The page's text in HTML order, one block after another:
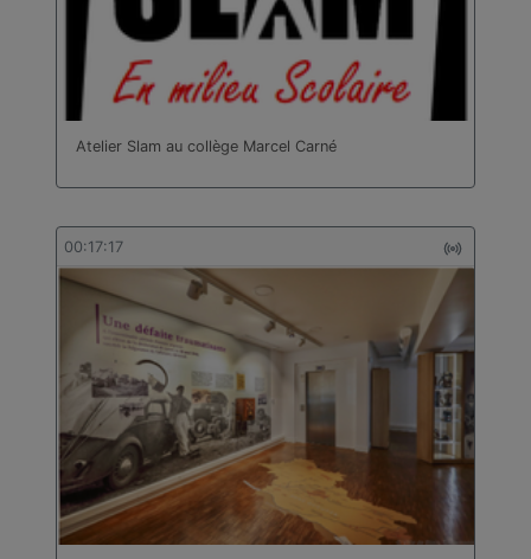
Atelier Slam au collège Marcel Carné
00:17:17